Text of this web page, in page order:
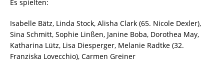
Es spielten:
Isabelle Bätz, Linda Stock, Alisha Clark (65. Nicole Dexler),
Sina Schmitt, Sophie Linßen, Janine Boba, Dorothea May,
Katharina Lütz, Lisa Diesperger, Melanie Radtke (32.
Franziska Lovecchio), Carmen Greiner